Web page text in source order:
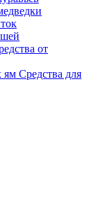
от
Средства для